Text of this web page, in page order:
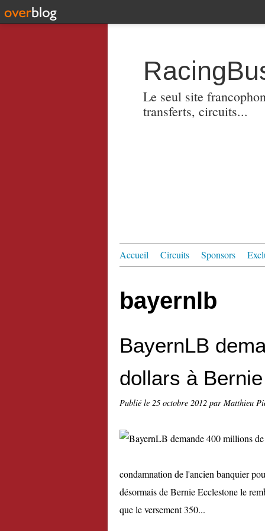
Le seul site
transferts, circuits...
Accueil Circuits Sponsors
bayernlb
BayernLB
dollars à
Publié le 25 octobre 2012 par Matthieu
condamnation de l'ancien banquier
désormais de Bernie Ecclestone le
que le versement 350...